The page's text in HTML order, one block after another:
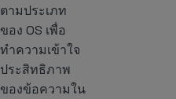
ตามประเภท
ของ OS เพื่อ
ทำความเข้าใจ
ประสิทธิภาพ
ของข้อความใน